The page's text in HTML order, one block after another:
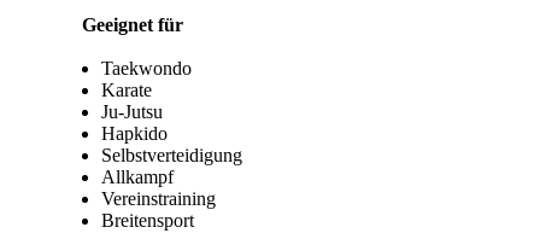
Geeignet für
Taekwondo
Karate
Ju-Jutsu
Hapkido
Selbstverteidigung
Allkampf
Vereinstraining
Breitensport